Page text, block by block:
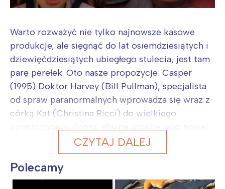
Warto rozważyć nie tylko najnowsze kasowe
produkcje, ale sięgnąć do lat osiemdziesiątych i
dziewięćdziesiątych ubiegłego stulecia, jest tam
parę perełek. Oto nasze propozycje: Casper
(1995) Doktor Harvey (Bill Pullman), specjalista
od spraw paranormalnych wprowadza się wraz z
córką Kat (Christina Ricci) do wielkiego
CZYTAJ DALEJ
Polecamy